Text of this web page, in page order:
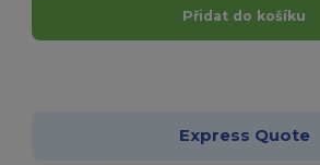
Přidat do košíku
Express Quote